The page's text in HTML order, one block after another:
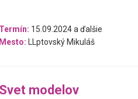
Termín: 15.09.2024 a ďalšie
Mesto: LLptovský Mikuláš
Svet modelov